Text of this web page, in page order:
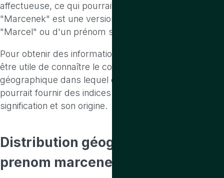
affectueuse, ce qui pourrait suggérer que
"Marcenek" est une version diminutive ou familière de
"Marcel" ou d'un prénom similaire.
Pour obtenir des informations plus précises, il pourrait
être utile de connaître le contexte culturel ou
géographique dans lequel ce prénom est utilisé. Cela
pourrait fournir des indices supplémentaires sur sa
signification et son origine.
Distribution géographique du
prenom marcenek